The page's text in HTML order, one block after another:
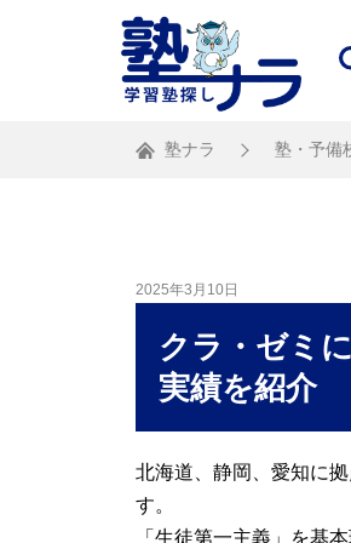
塾ナラ 塾・予備
2025年3月10日
クラ・ゼミ
実績を紹介
北海道、静岡、愛知に
す。
「生徒第一主義」を基